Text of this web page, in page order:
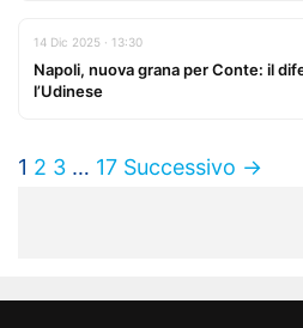
14 Dic 2025 · 13:30
Napoli, nuova grana per Conte: il
l’Udinese
1 2 3 … 17 Successivo →